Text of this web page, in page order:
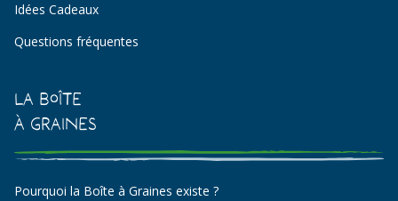
Idées Cadeaux
Questions fréquentes
La Boîte
à Graines
Pourquoi la Boîte à Graines existe ?